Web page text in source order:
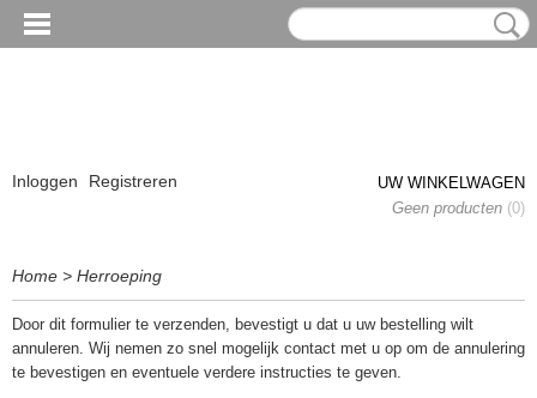
Inloggen Registreren
UW WINKELWAGEN
Geen producten (0)
Home > Herroeping
Door dit formulier te verzenden, bevestigt u dat u uw bestelling wilt
annuleren. Wij nemen zo snel mogelijk contact met u op om de annulering
te bevestigen en eventuele verdere instructies te geven.